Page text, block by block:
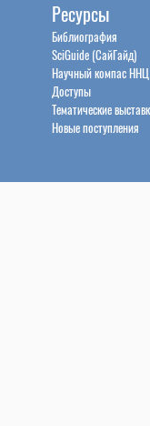
Ресурсы
Библиография
SciGuide (СайГайд)
Научный компас ННЦ
Доступы
Тематические
Новые поступления